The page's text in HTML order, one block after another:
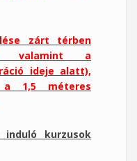
zárt térben
valamint a
ideje alatt),
1,5 méteres
kurzusok